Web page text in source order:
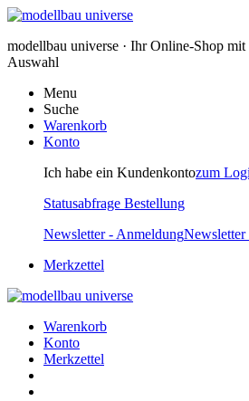
modellbau universe · Ihr Online-Shop
Auswahl
Menu
Suche
Warenkorb
Konto
Ich habe ein Kundenkontozum
Statusabfrage Bestellung
Newsletter - Anmeldung
Merkzettel
Warenkorb
Konto
Merkzettel